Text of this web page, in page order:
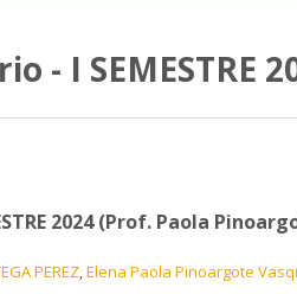
- I SEMESTRE
2024 (Prof. Paola
PEREZ ,Elena Paola Pinoargote